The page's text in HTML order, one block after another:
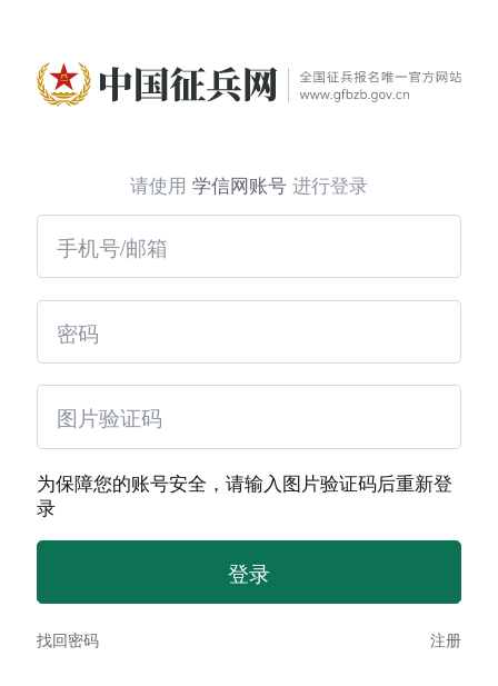
请使用 学信网账号 进行登录
为保障您的账号安全，请输入图片验证码后重新登
录
找回密码 注册